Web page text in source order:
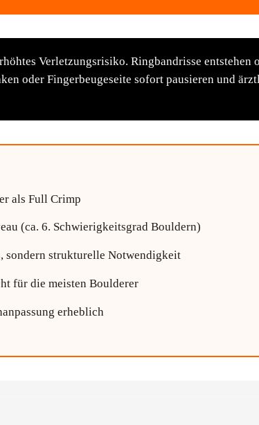
Verletzungsrisiko. Ringbandrisse
oder Fingerbeugeseite sofort pausieren und
als Full Crimp
(ca. 6. Schwierigkeitsgrad Bouldern)
sondern strukturelle Notwendigkeit
für die meisten Boulderer
erheblich